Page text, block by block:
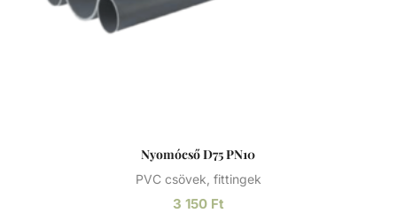
Nyomócső D75 PN10
PVC csövek, fittingek
3 150 Ft